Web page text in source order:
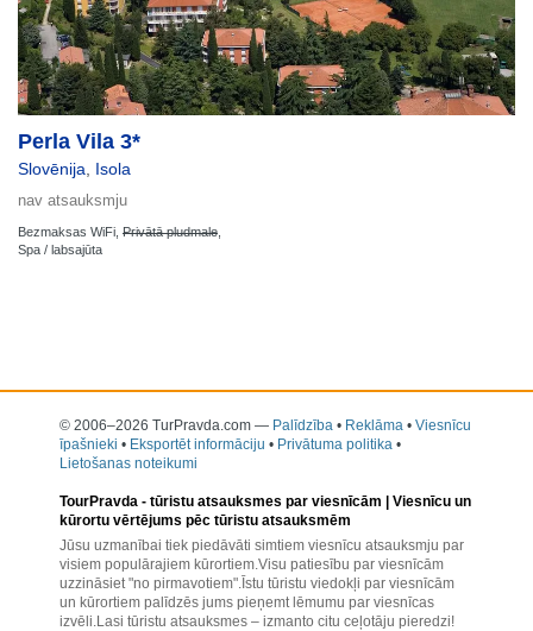
Perla Vila 3*
Slovēnija Isola
nav atsauksmju
Bezmaksas WiFi, Privātā pludmale
Spa / labsajūta
© 2006–2026 TurPravda.com — Palīdzība • Reklāma • Viesnīcu
īpašnieki • Eksportēt informāciju • Privātuma politika •
Lietošanas noteikumi
TourPravda - tūristu atsauksmes par viesnīcām | Viesnīcu un
kūrortu vērtējums pēc tūristu atsauksmēm
Jūsu uzmanībai tiek piedāvāti simtiem viesnīcu atsauksmju par
visiem populārajiem kūrortiem.Visu patiesību par viesnīcām
uzzināsiet "no pirmavotiem".Īstu tūristu viedokļi par viesnīcām
un kūrortiem palīdzēs jums pieņemt lēmumu par viesnīcas
izvēli.Lasi tūristu atsauksmes – izmanto citu ceļotāju pieredzi!